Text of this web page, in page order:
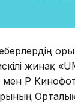
жинақ
ҚР